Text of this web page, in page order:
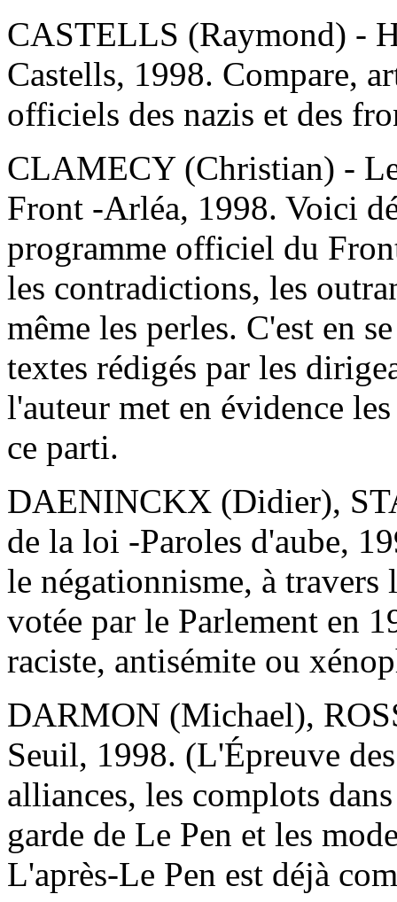
CASTELLS (Raymond) -
Castells, 1998. Compare,
officiels des nazis et des
CLAMECY (Christian) -
Front -Arléa, 1998. Voici
programme officiel du
les contradictions, les
même les perles. C'est en
textes rédigés par les
l'auteur met en évidence
ce parti.
DAENINCKX (Didier),
de la loi -Paroles d'aube,
le négationnisme, à
votée par le Parlement en
raciste, antisémite ou
DARMON (Michael),
Seuil, 1998. (L'Épreuve
alliances, les complots
garde de Le Pen et les
L'après-Le Pen est déjà